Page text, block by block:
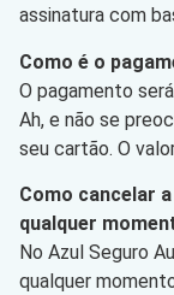
assinatura com
Como é o
O pagamento
Ah, e não se
seu cartão. O
Como cancelar
qualquer
No Azul Seguro
qualquer